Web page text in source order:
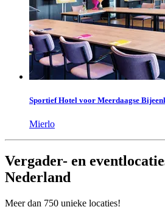
Sportief Hotel voor Meerdaagse
Mierlo
Vergader- en
Nederland
Meer dan 750 unieke locaties!